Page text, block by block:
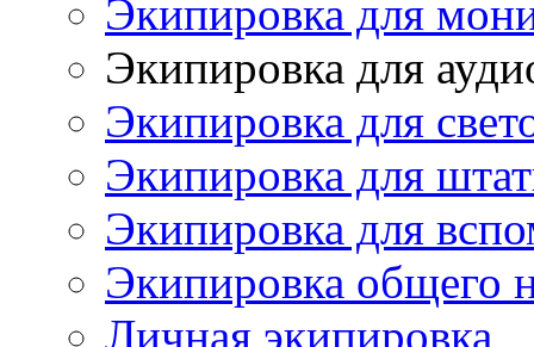
Экипировка для
Экипировка для
Экипировка для
Экипировка для
Экипировка для
Экипировка общего
Личная экипировка